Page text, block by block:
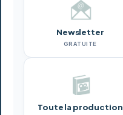
Newsletter
GRATUITE
Toute la production